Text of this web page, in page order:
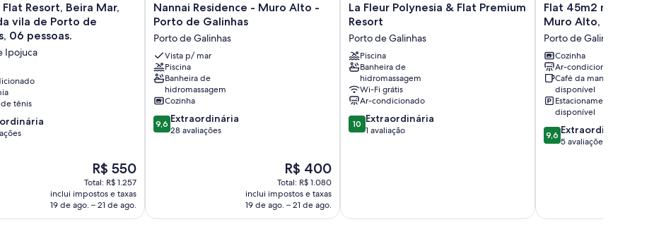
Resort, Beira Mar,
vila de Porto de
06 pessoas.
Ipojuca
tênis
O
preço
é
de
R$ 550
R$ 550
Total: R$ 1.257
inclui impostos e taxas
19 de ago. – 21 de ago.
Nannai
Residence
Muro
Alto
-
Porto
de
Galinhas
Porto
de
Nannai Residence - Muro Alto -
Porto de Galinhas
Porto de Galinhas
Vista p/ mar
Piscina
Banheira de
hidromassagem
Cozinha
9.6
de
9,6 Extraordinária
28 avaliações
O
preço
é
de
R$ 400
R$ 400
Total: R$ 1.080
inclui impostos e taxas
19 de ago. – 21 de ago.
La
Fleur
&
Flat
Premium
Resort
Porto
de
Galinhas
La Fleur Polynesia & Flat Premium
Resort
Porto de Galinhas
Piscina
Banheira de
hidromassagem
Wi-Fi grátis
Ar-condicionado
10.0
de
10 Extraordinária
1 avaliação
Flat
45m2
Marulhos
Resort,
Muro
Alto,
Porto
de
Galinhas
Porto
de
Flat 45m2 no
Muro Alto, Porto de
Porto de Galinhas
Cozinha
Ar-condicionado
Café da manhã
disponível
Estacionamento
disponível
9.6
de
9,6 Extraordinária
5 avaliações